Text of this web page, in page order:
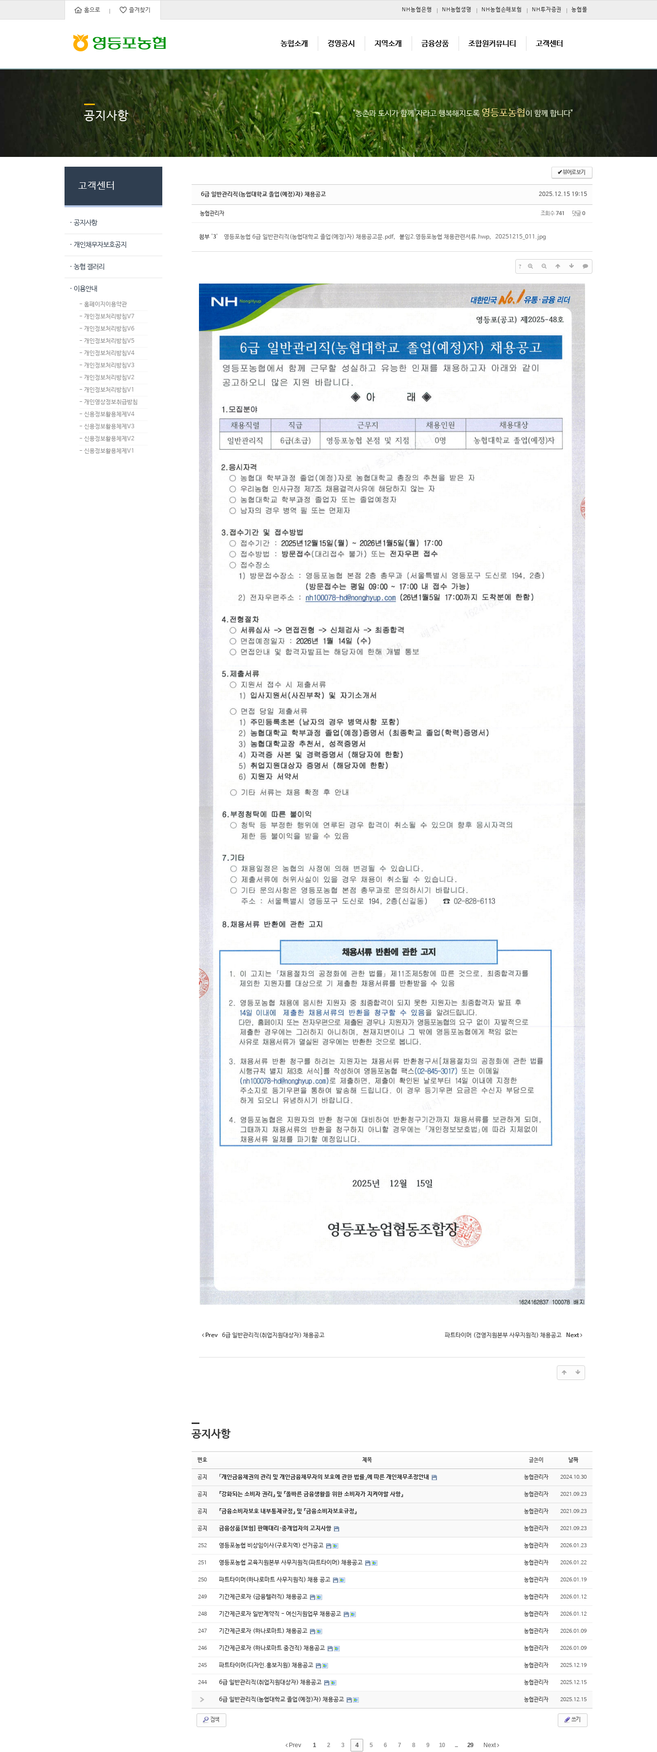
홈으로 즐겨찾기 NH농협은행 NH농협생명 NH농협손해보험 NH투자증권 농협몰
농협소개 경영공시 지역소개 금융상품 조합원커뮤니티 고객센터
공지사항 "농촌과 도시가 함께 자라고 행복해지도록영등포농협이 함께 합니다"
고객센터
· 공지사항
· 개인채무자보호공지
· 농협 갤러리
· 이용안내
- 홈페이지이용약관
- 개인정보처리방침V7
- 개인정보처리방침V6
- 개인정보처리방침V5
- 개인정보처리방침V4
- 개인정보처리방침V3
- 개인정보처리방침V2
- 개인정보처리방침V1
- 개인영상정보취급방침
- 신용정보활용체제V4
- 신용정보활용체제V3
- 신용정보활용체제V2
- 신용정보활용체제V1
✔뷰어로 보기
2025.12.15 19:15
6급 일반관리직(농협대학교 졸업(예정)자) 채용공고
농협관리자 조회 수741 댓글0
첨부 '3' 영등포농협 6급 일반관리직(농협대학교 졸업(예정)자) 채용공고문.pdf, 붙임2.영등포농협 채용관련서류.hwp, 20251215_011.jpg
?
Prev 6급 일반관리직(취업지원대상자) 채용공고 파트타이머 (경영지원본부 사무지원직) 채용공고 Next
공지사항
번호 제목 글쓴이 날짜
공지 「개인금융채권의 관리 및 개인금융채무자의 보호에 관한 법률」에 따른 개인채무조정안내 농협관리자 2024.10.30
공지 『강화되는 소비자 권리』 및 『올바른 금융생활을 위한 소비자가 지켜야할 사항』 농협관리자 2021.09.23
공지 『금융소비자보호 내부통제규정』 및 『금융소비자보호규정』 농협관리자 2021.09.23
공지 금융상품[보험] 판매대리·중개업자의 고지사항 농협관리자 2021.09.23
252 영등포농협 비상임이사(구로지역) 선거공고 농협관리자 2026.01.23
251 영등포농협 교육지원본부 사무지원직(파트타이머) 채용공고 농협관리자 2026.01.22
250 파트타이머(하나로마트 사무지원직) 채용 공고 농협관리자 2026.01.19
249 기간제근로자 (금융텔러직) 채용공고 농협관리자 2026.01.12
248 기간제근로자 일반계약직 - 여신지원업무 채용공고 농협관리자 2026.01.12
247 기간제근로자 (하나로마트) 채용공고 농협관리자 2026.01.09
246 기간제근로자 (하나로마트 중견직) 채용공고 농협관리자 2026.01.09
245 파트타이머(디자인.홍보지원) 채용공고 농협관리자 2025.12.19
244 6급 일반관리직(취업지원대상자) 채용공고 농협관리자 2025.12.15
» 6급 일반관리직(농협대학교 졸업(예정)자) 채용공고 농협관리자 2025.12.15
검색 쓰기
Prev 1 2 3 4 5 6 7 8 9 10 ... 29 Next